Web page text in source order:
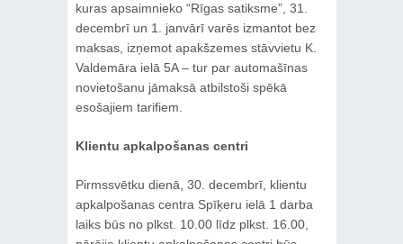
kuras apsaimnieko “Rīgas satiksme”, 31.
decembrī un 1. janvārī varēs izmantot bez
maksas, izņemot apakšzemes stāvvietu K.
Valdemāra ielā 5A – tur par automašīnas
novietošanu jāmaksā atbilstoši spēkā
esošajiem tarifiem.
Klientu apkalpošanas centri
Pirmssvētku dienā, 30. decembrī, klientu
apkalpošanas centra Spīķeru ielā 1 darba
laiks būs no plkst. 10.00 līdz plkst. 16.00,